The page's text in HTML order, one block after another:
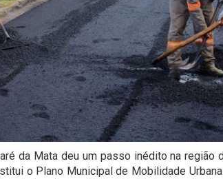
da Mata deu um passo inédito na região
o Plano Municipal de Mobilidade